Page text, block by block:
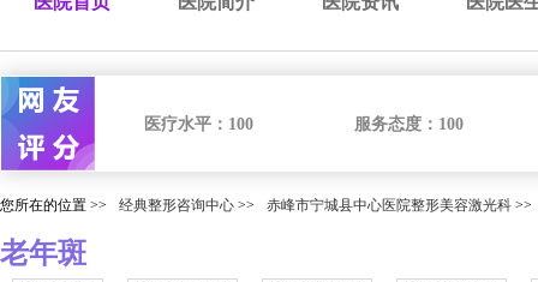
医疗水平： 100 服务态度： 100
您所在的位置 >> 经典整形咨询中心 >> 赤峰市宁城县中心医院整形美容激光科 >>
老年斑